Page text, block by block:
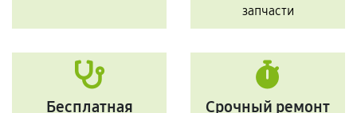
запчасти
Бесплатная
Срочный ремонт